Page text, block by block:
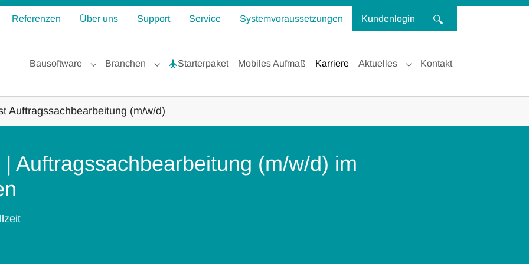
Referenzen Über uns Support Service Systemvoraussetzungen Kundenlogin
Bausoftware
Submenu for "Bausoftware"
Branchen
Submenu for "Branchen"
Starterpaket Mobiles Aufmaß Karriere Aktuelles
Submenu for "Aktuelles"
Kontakt
Auftragssachbearbeitung (m/w/d)
Auftragssachbearbeitung (m/w/d) im